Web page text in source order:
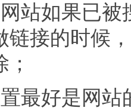
站如果已
链接的时候
最好是网